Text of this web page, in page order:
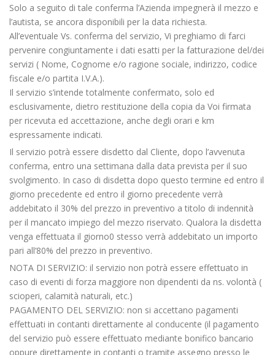
Solo a seguito di tale conferma l’Azienda impegnerà il mezzo e
l’autista, se ancora disponibili per la data richiesta.
All’eventuale Vs. conferma del servizio, Vi preghiamo di farci
pervenire congiuntamente i dati esatti per la fatturazione del/dei
servizi ( Nome, Cognome e/o ragione sociale, indirizzo, codice
fiscale e/o partita I.V.A.).
Il servizio s’intende totalmente confermato, solo ed
esclusivamente, dietro restituzione della copia da Voi firmata
per ricevuta ed accettazione, anche degli orari e km
espressamente indicati.
Il servizio potrà essere disdetto dal Cliente, dopo l’avvenuta
conferma, entro una settimana dalla data prevista per il suo
svolgimento. In caso di disdetta dopo questo termine ed entro il
giorno precedente ed entro il giorno precedente verrà
addebitato il 30% del prezzo in preventivo a titolo di indennità
per il mancato impiego del mezzo riservato. Qualora la disdetta
venga effettuata il giorno0 stesso verrà addebitato un importo
pari all’80% del prezzo in preventivo.
NOTA DI SERVIZIO: il servizio non potrà essere effettuato in
caso di eventi di forza maggiore non dipendenti da ns. volontà (
scioperi, calamità naturali, etc.)
PAGAMENTO DEL SERVIZIO: non si accettano pagamenti
effettuati in contanti direttamente al conducente (il pagamento
del servizio può essere effettuato mediante bonifico bancario
oppure direttamente in contanti o tramite assegno presso le